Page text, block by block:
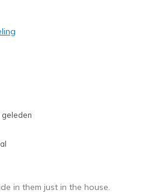
are for Wearing
geleden
in them just in the house.